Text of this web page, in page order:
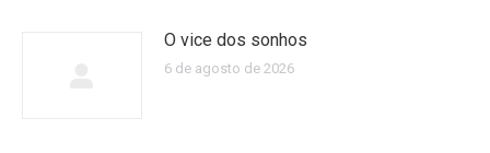
O vice dos sonhos
6 de agosto de 2026